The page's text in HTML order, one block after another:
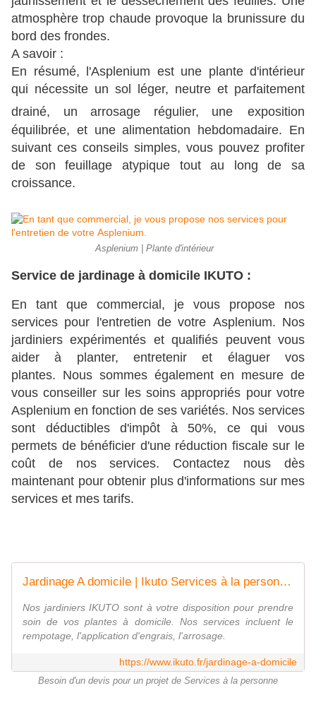
atmosphère trop chaude provoque la brunissure du
bord des frondes.
A savoir :
En résumé, l'Asplenium est une plante d'intérieur
qui nécessite un sol léger, neutre et parfaitement
drainé, un arrosage régulier, une
exposition
équilibrée, et une alimentation hebdomadaire. En
suivant ces conseils simples, vous pouvez profiter
de son feuillage atypique tout au long de sa
croissance.
Asplenium | Plante d'intérieur
Service de jardinage à domicile IKUTO :
En tant que commercial, je vous propose nos
services pour l'entretien de votre Asplenium. Nos
jardiniers expérimentés et qualifiés peuvent vous
aider à planter, entretenir et élaguer vos
plantes. Nous sommes également en mesure de
vous conseiller sur les soins appropriés pour votre
Asplenium en fonction de ses variétés. Nos services
sont déductibles d'impôt à 50%, ce qui vous
permets de bénéficier d'une réduction fiscale sur le
coût de nos services. Contactez nous dès
maintenant pour obtenir plus d'informations sur mes
services et mes tarifs.
Jardinage A domicile | Ikuto Services à la personne | Paris 75013
Nos jardiniers IKUTO sont à votre disposition pour prendre
soin de vos plantes à domicile. Nos services incluent le
rempotage, l'application d'engrais, l'arrosage.
https://www.ikuto.fr/jardinage-a-domicile
Besoin d'un devis pour un projet de Services à la personne